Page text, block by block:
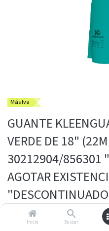
Inicio Buscar
Más Iva
GUANTE
VERDE DE 18"
30212904/856301
AGOTAR
Guante de protección química
nitrilo verde. Ofrece alta